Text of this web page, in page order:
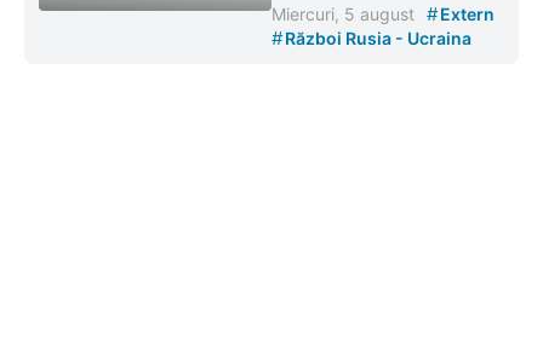
Miercuri, 5 august #Extern
#Război Rusia - Ucraina